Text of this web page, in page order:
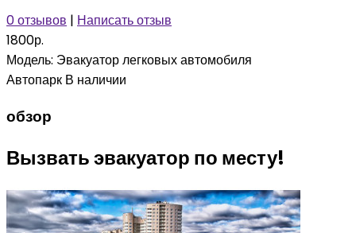
0 отзывов | Написать отзыв
1800р.
Модель: Эвакуатор легковых автомобиля
Автопарк В наличии
обзор
Вызвать эвакуатор по месту!